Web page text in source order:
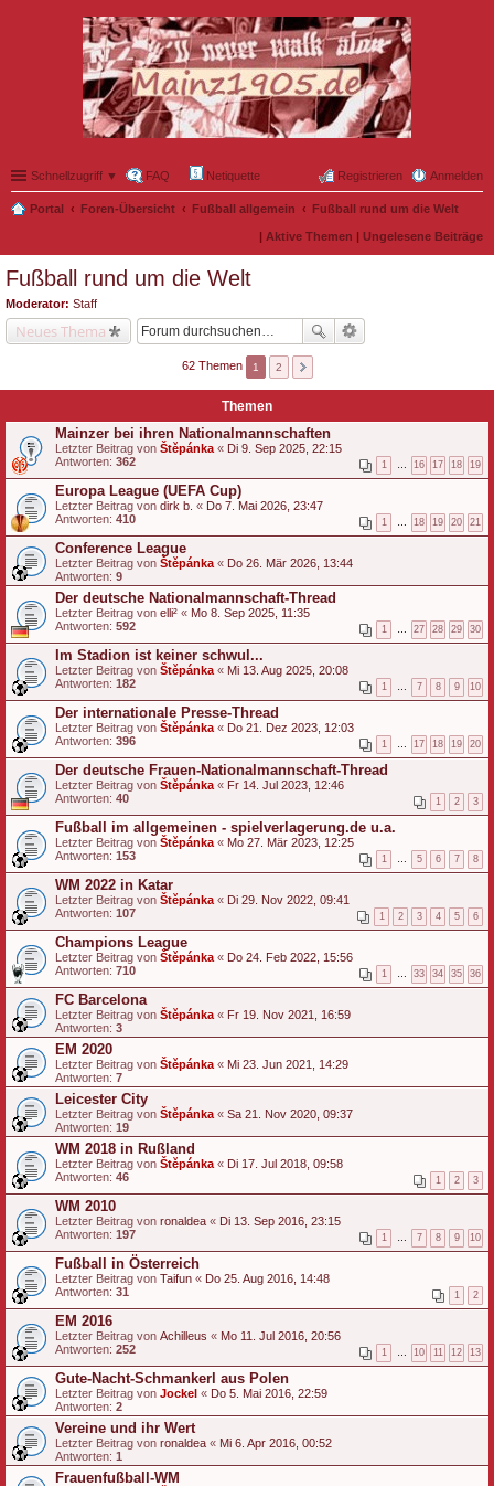
Schnellzugriff ▼ FAQ Netiquette Anmelden
Registrieren
Portal Foren-Übersicht Fußball allgemein Fußball rund um die Welt
| Aktive Themen | Ungelesene Beiträge
Fußball rund um die Welt
Moderator: Staff
Neues Thema
62 Themen 1 2
Themen
Mainzer bei ihren Nationalmannschaften
Letzter Beitrag von Štěpánka « Di 9. Sep 2025, 22:15
Antworten: 362 1 16 17 18 19
Europa League (UEFA Cup)
Letzter Beitrag von dirk b. « Do 7. Mai 2026, 23:47
Antworten: 410 1 18 19 20 21
Conference League
Letzter Beitrag von Štěpánka « Do 26. Mär 2026, 13:44
Antworten: 9
Der deutsche Nationalmannschaft-Thread
Letzter Beitrag von elli² « Mo 8. Sep 2025, 11:35
Antworten: 592 1 27 28 29 30
Im Stadion ist keiner schwul...
Letzter Beitrag von Štěpánka « Mi 13. Aug 2025, 20:08
Antworten: 182 1 7 8 9 10
Der internationale Presse-Thread
Letzter Beitrag von Štěpánka « Do 21. Dez 2023, 12:03
Antworten: 396 1 17 18 19 20
Der deutsche Frauen-Nationalmannschaft-Thread
Letzter Beitrag von Štěpánka « Fr 14. Jul 2023, 12:46
Antworten: 40 1 2 3
Fußball im allgemeinen - spielverlagerung.de u.a.
Letzter Beitrag von Štěpánka « Mo 27. Mär 2023, 12:25
Antworten: 153 1 5 6 7 8
WM 2022 in Katar
Letzter Beitrag von Štěpánka « Di 29. Nov 2022, 09:41
Antworten: 107 1 2 3 4 5 6
Champions League
Letzter Beitrag von Štěpánka « Do 24. Feb 2022, 15:56
Antworten: 710 1 33 34 35 36
FC Barcelona
Letzter Beitrag von Štěpánka « Fr 19. Nov 2021, 16:59
Antworten: 3
EM 2020
Letzter Beitrag von Štěpánka « Mi 23. Jun 2021, 14:29
Antworten: 7
Leicester City
Letzter Beitrag von Štěpánka « Sa 21. Nov 2020, 09:37
Antworten: 19
WM 2018 in Rußland
Letzter Beitrag von Štěpánka « Di 17. Jul 2018, 09:58
Antworten: 46 1 2 3
WM 2010
Letzter Beitrag von ronaldea « Di 13. Sep 2016, 23:15
Antworten: 197 1 7 8 9 10
Fußball in Österreich
Letzter Beitrag von Taifun « Do 25. Aug 2016, 14:48
Antworten: 31 1 2
EM 2016
Letzter Beitrag von Achilleus « Mo 11. Jul 2016, 20:56
Antworten: 252 1 10 11 12 13
Gute-Nacht-Schmankerl aus Polen
Letzter Beitrag von Jockel « Do 5. Mai 2016, 22:59
Antworten: 2
Vereine und ihr Wert
Letzter Beitrag von ronaldea « Mi 6. Apr 2016, 00:52
Antworten: 1
Frauenfußball-WM